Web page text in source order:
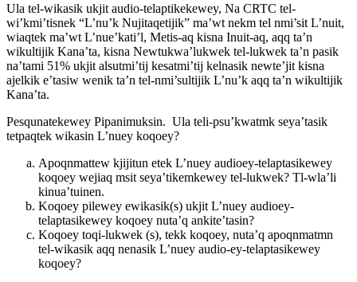
Ula tel-wikasik ukjit audio-telaptikekewey, Na CRTC tel-
wi’kmi’tisnek “L’nu’k Nujitaqetijik” ma’wt nekm tel nmi’sit L’nuit,
wiaqtek ma’wt L’nue’kati’l, Metis-aq kisna Inuit-aq, aqq ta’n
wikultijik Kana’ta, kisna Newtukwa’lukwek tel-lukwek ta’n pasik
na’tami 51% ukjit alsutmi’tij kesatmi’tij kelnasik newte’jit kisna
ajelkik e’tasiw wenik ta’n tel-nmi’sultijik L’nu’k aqq ta’n wikultijik
Kana’ta.
Pesqunatekewey Pipanimuksin. Ula teli-psu’kwatmk seya’tasik
tetpaqtek wikasin L’nuey koqoey?
Apoqnmattew kjijitun etek L’nuey audioey-telaptasikewey
koqoey wejiaq msit seya’tikemkewey tel-lukwek? Tl-wla’li
kinua’tuinen.
Koqoey pilewey ewikasik(s) ukjit L’nuey audioey-
telaptasikewey koqoey nuta’q ankite’tasin?
Koqoey toqi-lukwek (s), tekk koqoey, nuta’q apoqnmatmn
tel-wikasik aqq nenasik L’nuey audio-ey-telaptasikewey
koqoey?